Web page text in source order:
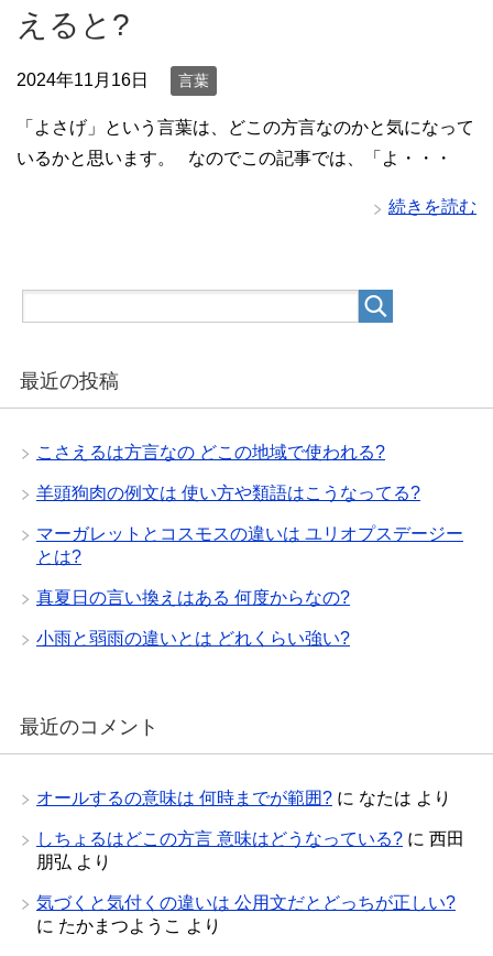
えると?
2024年11月16日 言葉
「よさげ」という言葉は、どこの方言なのかと気になって
いるかと思います。 なのでこの記事では、「よ・・・
続きを読む
最近の投稿
こさえるは方言なの どこの地域で使われる?
羊頭狗肉の例文は 使い方や類語はこうなってる?
マーガレットとコスモスの違いは ユリオプスデージー
とは?
真夏日の言い換えはある 何度からなの?
小雨と弱雨の違いとは どれくらい強い?
最近のコメント
オールするの意味は 何時までが範囲? に なたは より
しちょるはどこの方言 意味はどうなっている? に 西田
朋弘 より
気づくと気付くの違いは 公用文だとどっちが正しい?
に たかまつようこ より